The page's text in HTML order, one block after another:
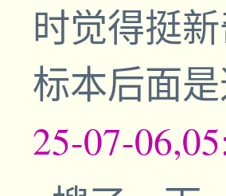
时觉得挺
标本后面
25-07-